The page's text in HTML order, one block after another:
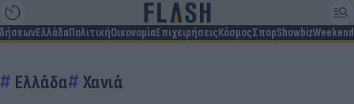
ΕλλάδαΠολιτικήΟικονομίαΕπιχειρήσειςΚόσμοςΣπορShowbizWeekend
Ελλάδα Χανιά